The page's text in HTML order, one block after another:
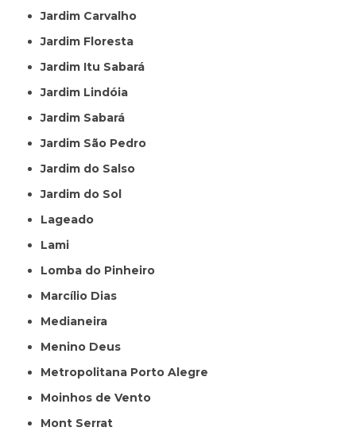
Jardim Carvalho
Jardim Floresta
Jardim Itu Sabará
Jardim Lindóia
Jardim Sabará
Jardim São Pedro
Jardim do Salso
Jardim do Sol
Lageado
Lami
Lomba do Pinheiro
Marcílio Dias
Medianeira
Menino Deus
Metropolitana Porto Alegre
Moinhos de Vento
Mont Serrat